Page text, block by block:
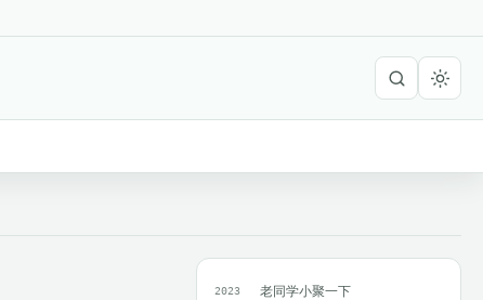
2023 老同学小聚一下